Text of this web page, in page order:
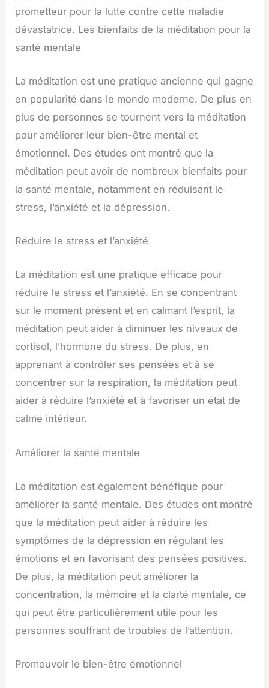
prometteur pour la lutte contre cette maladie
dévastatrice. Les bienfaits de la méditation pour la
santé mentale
La méditation est une pratique ancienne qui gagne
en popularité dans le monde moderne. De plus en
plus de personnes se tournent vers la méditation
pour améliorer leur bien-être mental et
émotionnel. Des études ont montré que la
méditation peut avoir de nombreux bienfaits pour
la santé mentale, notamment en réduisant le
stress, l’anxiété et la dépression.
Réduire le stress et l’anxiété
La méditation est une pratique efficace pour
réduire le stress et l’anxiété. En se concentrant
sur le moment présent et en calmant l’esprit, la
méditation peut aider à diminuer les niveaux de
cortisol, l’hormone du stress. De plus, en
apprenant à contrôler ses pensées et à se
concentrer sur la respiration, la méditation peut
aider à réduire l’anxiété et à favoriser un état de
calme intérieur.
Améliorer la santé mentale
La méditation est également bénéfique pour
améliorer la santé mentale. Des études ont montré
que la méditation peut aider à réduire les
symptômes de la dépression en régulant les
émotions et en favorisant des pensées positives.
De plus, la méditation peut améliorer la
concentration, la mémoire et la clarté mentale, ce
qui peut être particulièrement utile pour les
personnes souffrant de troubles de l’attention.
Promouvoir le bien-être émotionnel